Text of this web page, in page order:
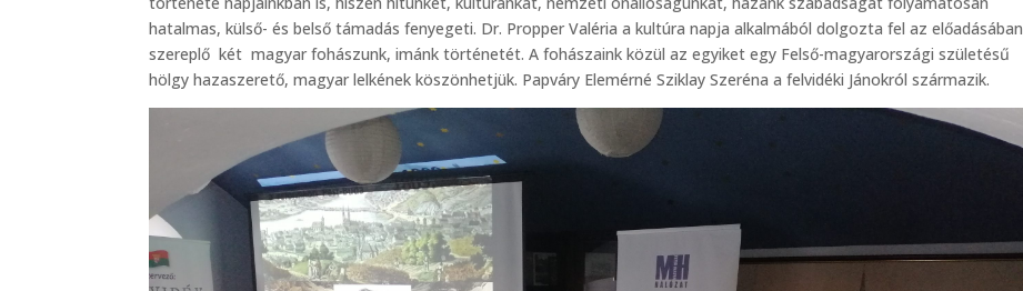
hatalmas, külső- és belső támadás fenyegeti. Dr. Propper Valéria a kultúra napja alkalmából dolgozta fel az előadásában
szereplő két magyar fohászunk, imánk történetét. A fohászaink közül az egyiket egy Felső-magyarországi születésű
hölgy hazaszerető, magyar lelkének köszönhetjük. Papváry Elemérné Sziklay Szeréna a felvidéki Jánokról származik.